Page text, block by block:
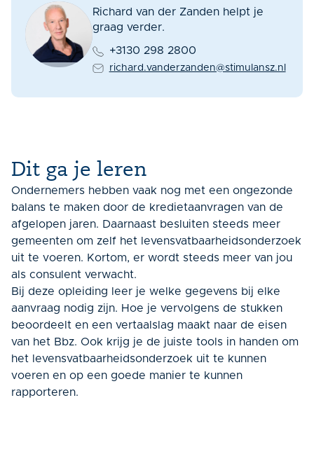
Richard van der Zanden helpt je
graag verder.
+3130 298 2800
richard.vanderzanden@stimulansz.nl
Dit ga je leren
Ondernemers hebben vaak nog met een ongezonde
balans te maken door de kredietaanvragen van de
afgelopen jaren. Daarnaast besluiten steeds meer
gemeenten om zelf het levensvatbaarheidsonderzoek
uit te voeren. Kortom, er wordt steeds meer van jou
als consulent verwacht.
Bij deze opleiding leer je welke gegevens bij elke
aanvraag nodig zijn. Hoe je vervolgens de stukken
beoordeelt en een vertaalslag maakt naar de eisen
van het Bbz. Ook krijg je de juiste tools in handen om
het levensvatbaarheidsonderzoek uit te kunnen
voeren en op een goede manier te kunnen
rapporteren.